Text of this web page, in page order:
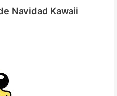
Navidad Kawaii